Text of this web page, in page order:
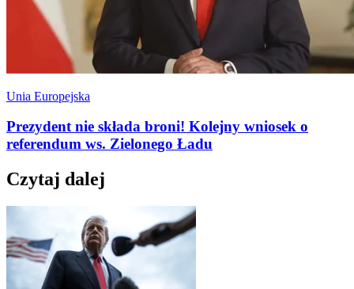
Unia Europejska
Prezydent nie składa broni! Kolejny wniosek o
referendum ws. Zielonego Ładu
Czytaj dalej